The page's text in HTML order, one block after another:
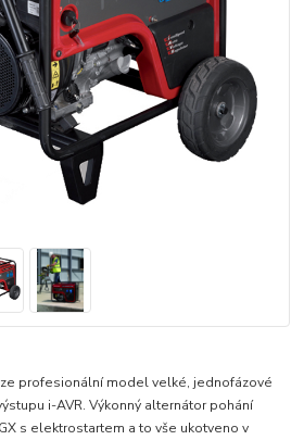
profesionální model velké, jednofázové
i-AVR. Výkonný alternátor pohání
s elektrostartem a to vše ukotveno v